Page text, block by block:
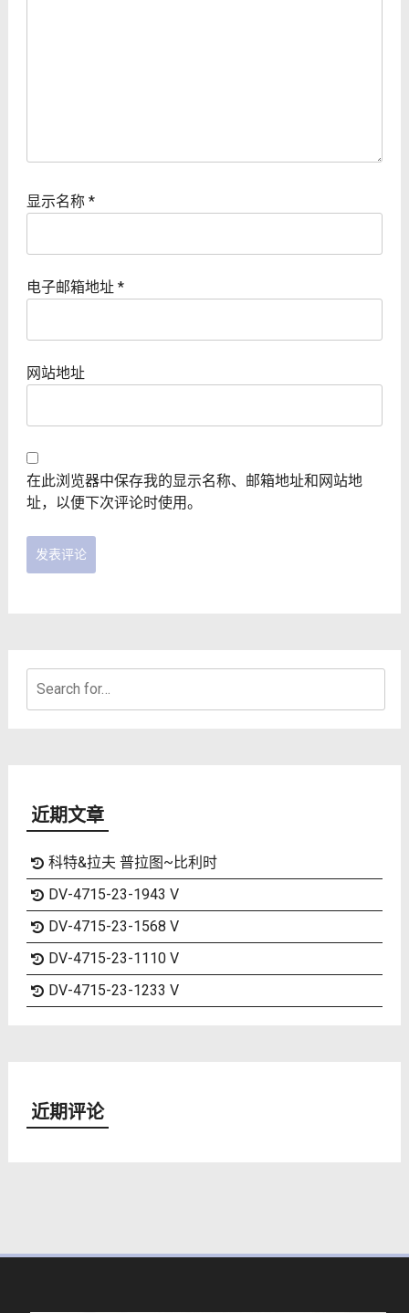
显示名称 *
电子邮箱地址 *
网站地址
在此浏览器中保存我的显示名称、邮箱地址和网站地
址，以便下次评论时使用。
for:
近期文章
科特&拉夫 普拉图~比利时
DV-4715-23-1943 V
DV-4715-23-1568 V
DV-4715-23-1110 V
DV-4715-23-1233 V
近期评论